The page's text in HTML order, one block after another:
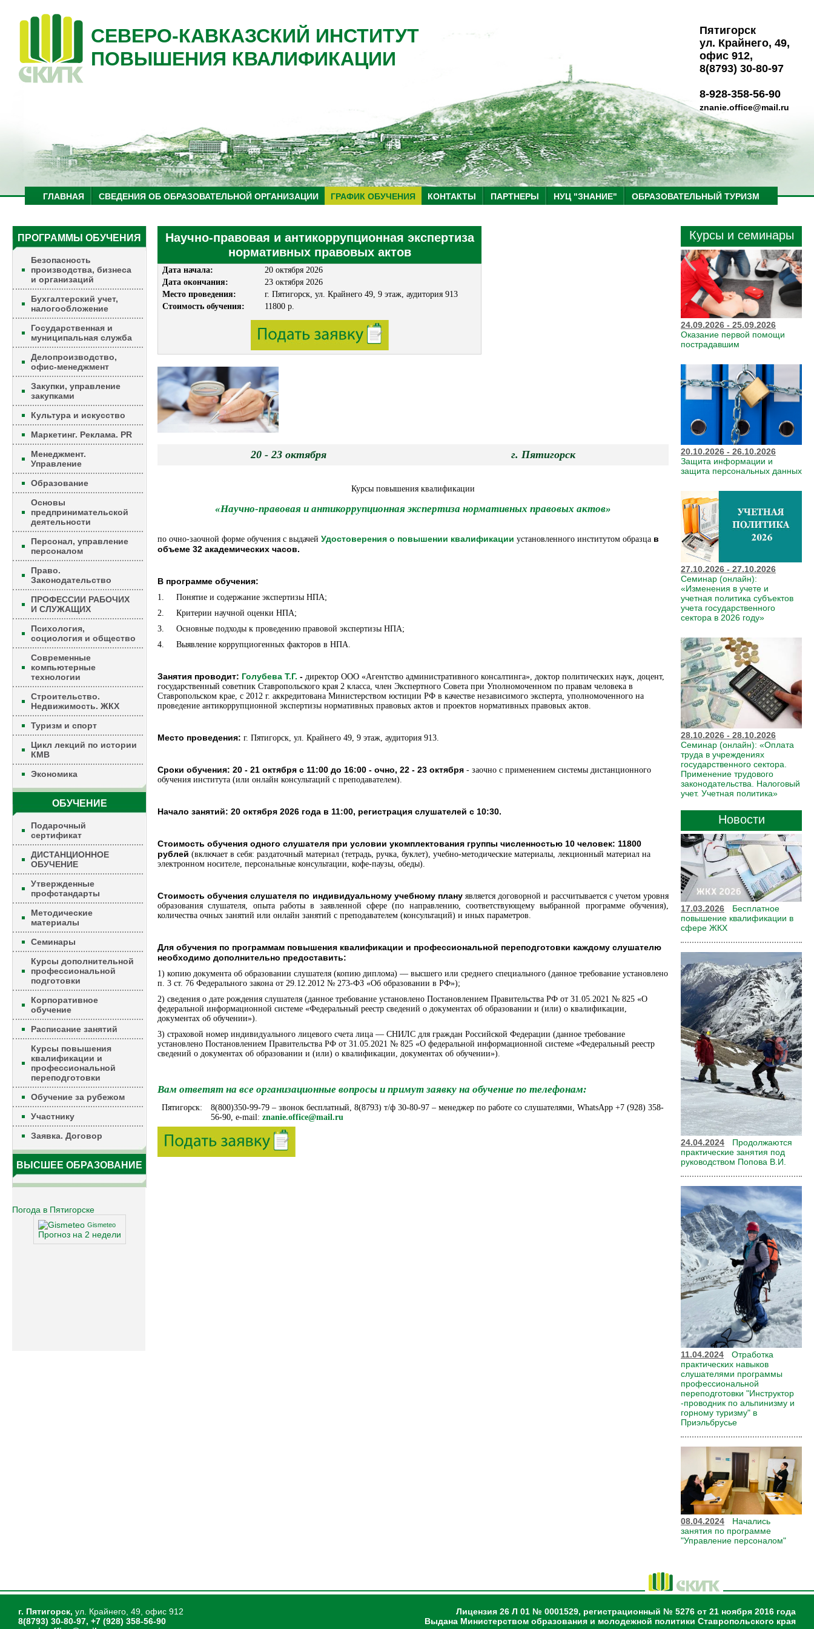
СЕВЕРО-КАВКАЗСКИЙ ИНСТИТУТ
ПОВЫШЕНИЯ КВАЛИФИКАЦИИ
Пятигорск
ул. Крайнего, 49,
офис 912,
8(8793) 30-80-97
8-928-358-56-90
znanie.office@mail.ru
ГЛАВНАЯ СВЕДЕНИЯ ОБ ОБРАЗОВАТЕЛЬНОЙ ОРГАНИЗАЦИИ ГРАФИК ОБУЧЕНИЯ КОНТАКТЫ ПАРТНЕРЫ НУЦ "ЗНАНИЕ" ОБРАЗОВАТЕЛЬНЫЙ ТУРИЗМ
ПРОГРАММЫ ОБУЧЕНИЯ
Безопасность
производства, бизнеса
и организаций
Бухгалтерский учет,
налогообложение
Государственная и
муниципальная служба
Делопроизводство,
офис-менеджмент
Закупки, управление
закупками
Культура и искусство
Маркетинг. Реклама. PR
Менеджмент.
Управление
Образование
Основы
предпринимательской
деятельности
Персонал, управление
персоналом
Право.
Законодательство
ПРОФЕССИИ РАБОЧИХ
И СЛУЖАЩИХ
Психология,
социология и общество
Современные
компьютерные
технологии
Строительство.
Недвижимость. ЖКХ
Туризм и спорт
Цикл лекций по истории
КМВ
Экономика
ОБУЧЕНИЕ
Подарочный
сертификат
ДИСТАНЦИОННОЕ
ОБУЧЕНИЕ
Утвержденные
профстандарты
Методические
материалы
Семинары
Курсы дополнительной
профессиональной
подготовки
Корпоративное
обучение
Расписание занятий
Курсы повышения
квалификации и
профессиональной
переподготовки
Обучение за рубежом
Участнику
Заявка. Договор
ВЫСШЕЕ ОБРАЗОВАНИЕ
Погода в Пятигорске
Gismeteo
Прогноз на 2 недели
Курсы и семинары
24.09.2026 - 25.09.2026
Оказание первой помощи
пострадавшим
20.10.2026 - 26.10.2026
Защита информации и
защита персональных данных
27.10.2026 - 27.10.2026
Семинар (онлайн):
«Изменения в учете и
учетная политика субъектов
учета государственного
сектора в 2026 году»
28.10.2026 - 28.10.2026
Семинар (онлайн): «Оплата
труда в учреждениях
государственного сектора.
Применение трудового
законодательства. Налоговый
учет. Учетная политика»
Новости
17.03.2026
Бесплатное
повышение квалификации в
сфере ЖКХ
24.04.2024
Продолжаются
практические занятия под
руководством Попова В.И.
11.04.2024
Отработка
практических навыков
слушателями программы
профессиональной
переподготовки "Инструктор
-проводник по альпинизму и
горному туризму" в
Приэльбрусье
08.04.2024
Начались
занятия по программе
"Управление персоналом"
Научно-правовая и антикоррупционная экспертиза
нормативных правовых актов
Дата начала:
20 октября 2026
Дата окончания:
23 октября 2026
Место проведения:
г. Пятигорск, ул. Крайнего 49, 9 этаж, аудитория 913
Стоимость обучения:
11800 р.
20 - 23 октября г. Пятигорск
Курсы повышения квалификации
«Научно-правовая и антикоррупционная экспертиза нормативных правовых актов»
по очно-заочной форме обучения с выдачей Удостоверения о повышении квалификации установленного институтом образца в
объеме 32 академических часов.
В программе обучения:
1. Понятие и содержание экспертизы НПА;
2. Критерии научной оценки НПА;
3. Основные подходы к проведению правовой экспертизы НПА;
4. Выявление коррупциогенных факторов в НПА.
Занятия проводит: Голубева Т.Г. - директор ООО «Агентство административного консалтинга», доктор политических наук, доцент,
государственный советник Ставропольского края 2 класса, член Экспертного Совета при Уполномоченном по правам человека в
Ставропольском крае, с 2012 г. аккредитована Министерством юстиции РФ в качестве независимого эксперта, уполномоченного на
проведение антикоррупционной экспертизы нормативных правовых актов и проектов нормативных правовых актов.
Место проведения: г. Пятигорск, ул. Крайнего 49, 9 этаж, аудитория 913.
Сроки обучения: 20 - 21 октября с 11:00 до 16:00 - очно, 22 - 23 октября - заочно с применением системы дистанционного
обучения института (или онлайн консультаций с преподавателем).
Начало занятий: 20 октября 2026 года в 11:00, регистрация слушателей с 10:30.
Стоимость обучения одного слушателя при условии укомплектования группы численностью 10 человек: 11800
рублей (включает в себя: раздаточный материал (тетрадь, ручка, буклет), учебно-методические материалы, лекционный материал на
электронном носителе, персональные консультации, кофе-паузы, обеды).
Стоимость обучения слушателя по индивидуальному учебному плануявляется договорной и рассчитывается с учетом уровня
образования слушателя, опыта работы в заявленной сфере (по направлению, соответствующему выбранной программе обучения),
количества очных занятий или онлайн занятий с преподавателем (консультаций) и иных параметров.
Для обучения по программам повышения квалификации и профессиональной переподготовки каждому слушателю
необходимо дополнительно предоставить:
1) копию документа об образовании слушателя (копию диплома) — высшего или среднего специального (данное требование установлено
п. 3 ст. 76 Федерального закона от 29.12.2012 № 273-ФЗ «Об образовании в РФ»);
2) сведения о дате рождения слушателя (данное требование установлено Постановлением Правительства РФ от 31.05.2021 № 825 «О
федеральной информационной системе «Федеральный реестр сведений о документах об образовании и (или) о квалификации,
документах об обучении»).
3) страховой номер индивидуального лицевого счета лица — СНИЛС для граждан Российской Федерации (данное требование
установлено Постановлением Правительства РФ от 31.05.2021 № 825 «О федеральной информационной системе «Федеральный реестр
сведений о документах об образовании и (или) о квалификации, документах об обучении»).
Вам ответят на все организационные вопросы и примут заявку на обучение по телефонам:
Пятигорск:
8(800)350-99-79 – звонок бесплатный, 8(8793) т/ф 30-80-97 – менеджер по работе со слушателями, WhatsApp +7 (928) 358-
56-90, e-mail: znanie.office@mail.ru
г. Пятигорск, ул. Крайнего, 49, офис 912
8(8793) 30-80-97, +7 (928) 358-56-90
Лицензия 26 Л 01 № 0001529, регистрационный № 5276 от 21 ноября 2016 года
Выдана Министерством образования и молодежной политики Ставропольского края